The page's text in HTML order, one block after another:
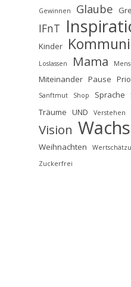
Gewinnen Glaube
IFnT
Kinder
Loslassen Mama
Miteinander Pause
Sanftmut Shop Sprache
Träume UND Verstehen
Vision
Weihnachten
Zuckerfrei